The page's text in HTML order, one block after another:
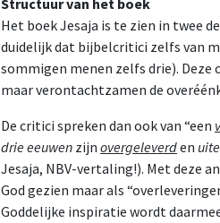
Structuur van het boek
Het boek Jesaja is te zien in twee
duidelijk dat bijbelcritici zelfs van
sommigen menen zelfs drie).
maar verontachtzamen de
De critici spreken dan ook van “een
drie eeuwen zijn overgeleverden
Jesaja, NBV-vertaling!). Met deze
God gezien maar als
Goddelijke inspiratie wordt